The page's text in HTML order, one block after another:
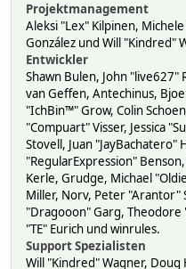
Projektmanagement
Aleksi "Lex" Kilpinen,
González und Will "Kindred"
Entwickler
Shawn Bulen, John "live627"
van Geffen, Antechinus,
"IchBin™" Grow, Colin
"Compuart" Visser, Jessica
Stovell, Juan "JayBachatero"
"RegularExpression"
Kerle, Grudge, Michael
Miller, Norv, Peter "Arantor"
"Dragooon" Garg,
"TE" Eurich und winrules.
Support Spezialisten
Will "Kindred" Wagner,